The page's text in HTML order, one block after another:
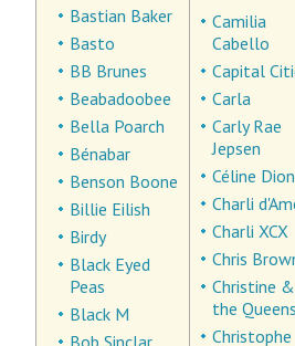
Bastian Baker
Basto
BB Brunes
Beabadoobee
Bella Poarch
Bénabar
Benson Boone
Billie Eilish
Birdy
Black Eyed
Peas
Black M
Camilia
Cabello
Capital
Carla
Carly Rae
Jepsen
Céline Dion
Charli
Charli XCX
Chris
Christine &
the Queens
Christophe